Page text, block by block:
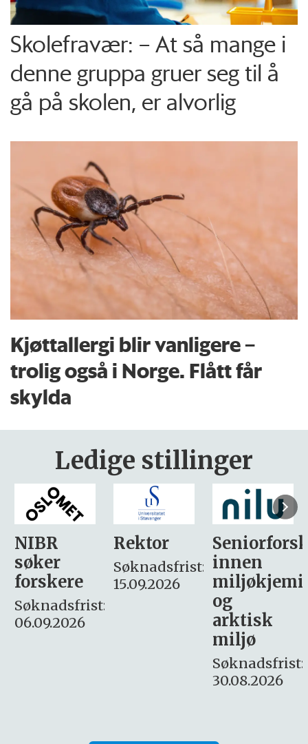
Skolefravær: – At så mange i
denne gruppa gruer seg til å
gå på skolen, er alvorlig
Kjøttallergi blir vanligere –
trolig også i Norge. Flått får
skylda
Ledige stillinger
Rektor
Søknadsfrist:
15.09.2026
Seniorforsker
innen
miljøkjemi
søker
– fast
Søknadsfrist:
16. august.